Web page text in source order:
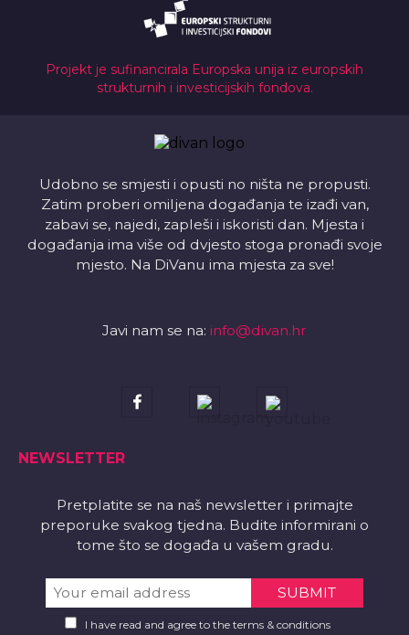
Projekt je sufinancirala Europska unija iz europskih
strukturnih i investicijskih fondova.
Udobno se smjesti i opusti no ništa ne propusti.
Zatim proberi omiljena događanja te izađi van,
zabavi se, najedi, zapleši i iskoristi dan. Mjesta i
događanja ima više od dvjesto stoga pronađi svoje
mjesto. Na DiVanu ima mjesta za sve!
Javi nam se na: info@divan.hr
NEWSLETTER
Pretplatite se na naš newsletter i primajte
preporuke svakog tjedna. Budite informirani o
tome što se događa u vašem gradu.
I have read and agree to the terms & conditions